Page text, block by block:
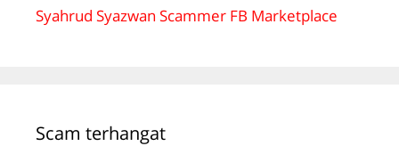
Syahrud Syazwan Scammer FB Marketplace
Scam terhangat